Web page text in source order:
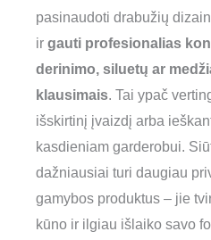
pasinaudoti drabužių
ir gauti profesionalias
derinimo, siluetų ar
klausimais. Tai ypač
išskirtinį įvaizdį arba
kasdieniam garderobui.
dažniausiai turi daugiau
gamybos produktus – jie
kūno ir ilgiau išlaiko savo